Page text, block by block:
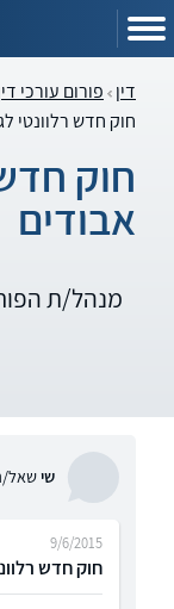
דין פורום עורכי
חוק חדש רלוונטי
חוק
אבודים
מנהל/ת
שישאל/
חוק חדש
9/6/2015